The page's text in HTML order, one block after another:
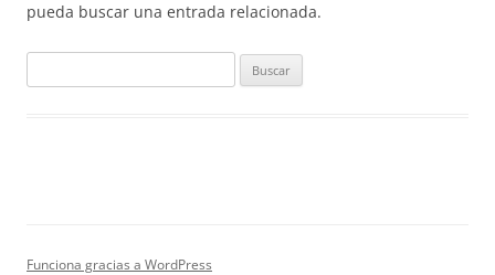
pueda buscar una entrada relacionada.
Funciona gracias a WordPress